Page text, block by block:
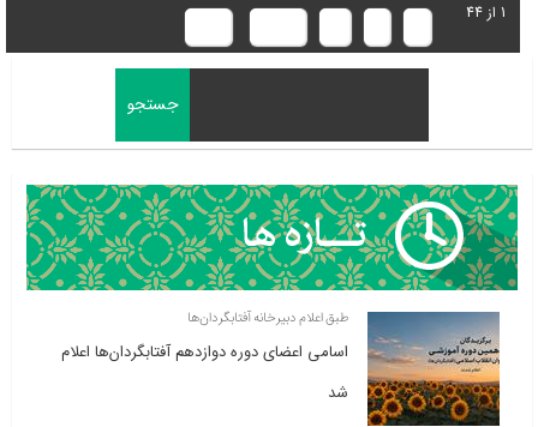
1 از 44
طبق اعلام دبیرخانه آفتابگردان‌ها
اسامی اعضای دوره دوازدهم آفتابگردان‌ها اعلام
شد